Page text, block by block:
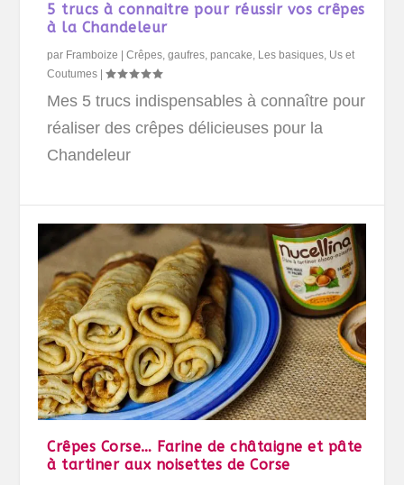
5 trucs à connaitre pour réussir vos crêpes
à la Chandeleur
par Framboize |Crêpes, gaufres, pancake, Les basiques, Us et
Coutumes |
Mes 5 trucs indispensables à connaître pour
réaliser des crêpes délicieuses pour la
Chandeleur
Crêpes Corse… Farine de châtaigne et pâte
à tartiner aux noisettes de Corse